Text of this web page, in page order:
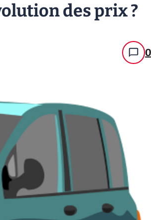
des prix ?
0